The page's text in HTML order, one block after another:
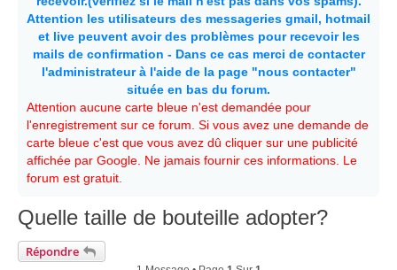
Attention les utilisateurs des messageries gmail, hotmail
et live peuvent avoir des problèmes pour recevoir les
mails de confirmation - Dans ce cas merci de contacter
l'administrateur à l'aide de la page "nous contacter"
située en bas du forum.
Attention aucune carte bleue n'est demandée pour
l'enregistrement sur ce forum. Si vous avez une demande de
carte bleue c'est que vous avez dû cliquer sur une publicité
affichée par Google. Ne jamais fournir ces informations. Le
forum est gratuit.
Quelle taille de bouteille adopter?
Répondre